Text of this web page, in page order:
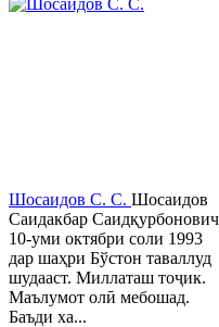
Шосаидов С. С. Шосаидов
Саидакбар Саидқурбонович
10-уми октябри соли 1993
дар шаҳри Бўстон таваллуд
шудааст. Миллаташ тоҷик.
Маълумот олӣ мебошад.
Баъди ха...